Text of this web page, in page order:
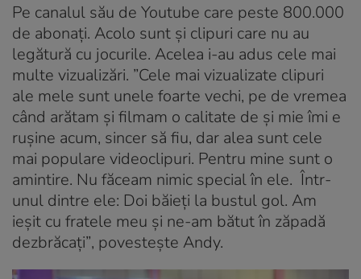
Pe canalul său de Youtube care peste 800.000
de abonați. Acolo sunt și clipuri care nu au
legătură cu jocurile. Acelea i-au adus cele mai
multe vizualizări. ”Cele mai vizualizate clipuri
ale mele sunt unele foarte vechi, pe de vremea
când arătam și filmam o calitate de și mie îmi e
rușine acum, sincer să fiu, dar alea sunt cele
mai populare videoclipuri. Pentru mine sunt o
amintire. Nu făceam nimic special în ele. Într-
unul dintre ele: Doi băieți la bustul gol. Am
ieșit cu fratele meu și ne-am bătut în zăpadă
dezbrăcați”, povestește Andy.